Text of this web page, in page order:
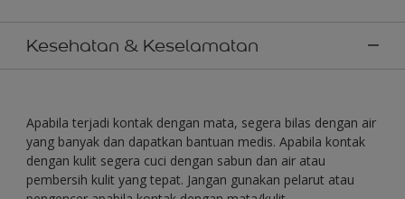
Kesehatan & Keselamatan
Apabila terjadi kontak dengan mata, segera bilas dengan air
yang banyak dan dapatkan bantuan medis. Apabila kontak
dengan kulit segera cuci dengan sabun dan air atau
pembersih kulit yang tepat. Jangan gunakan pelarut atau